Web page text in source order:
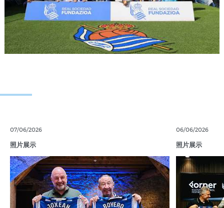
07/06/2026
照片展示
06/06/2026
照片展示